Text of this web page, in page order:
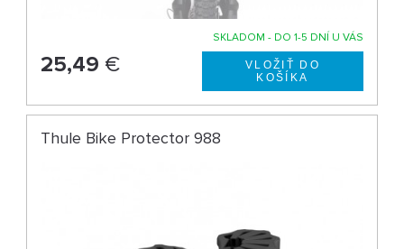
SKLADOM - DO 1-5 DNÍ U VÁS
25,49 €
Thule Bike Protector 988